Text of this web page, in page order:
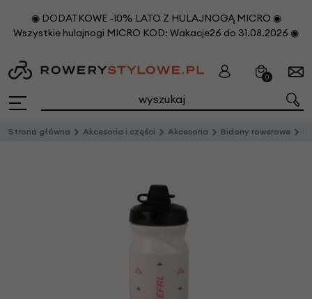
◉ DODATKOWE -10% LATO Z HULAJNOGĄ MICRO ◉
Wszystkie hulajnogi MICRO KOD: Wakacje26 do 31.08.2026 ◉
0
Strona główna Akcesoria i części Akcesoria Bidony rowerowe